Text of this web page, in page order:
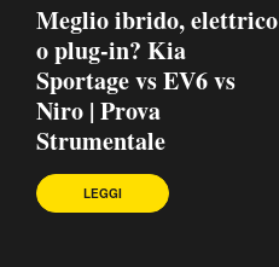
Meglio ibrido, elettrico
o plug-in? Kia
Sportage vs EV6 vs
Niro | Prova
Strumentale
LEGGI